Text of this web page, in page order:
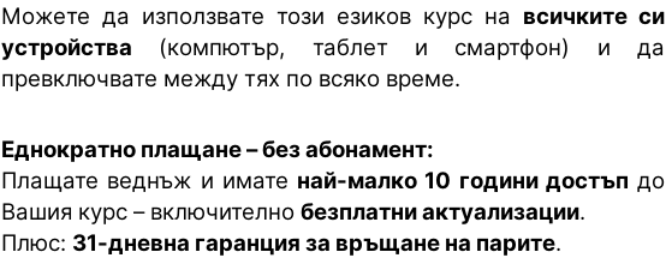
Можете да използвате този езиков курс на всичките си
устройства (компютър, таблет и смартфон) и да
превключвате между тях по всяко време.
Еднократно плащане – без абонамент:
Плащате веднъж и имате най-малко 10 години достъп до
Вашия курс – включително безплатни актуализации.
Плюс: 31-дневна гаранция за връщане на парите.